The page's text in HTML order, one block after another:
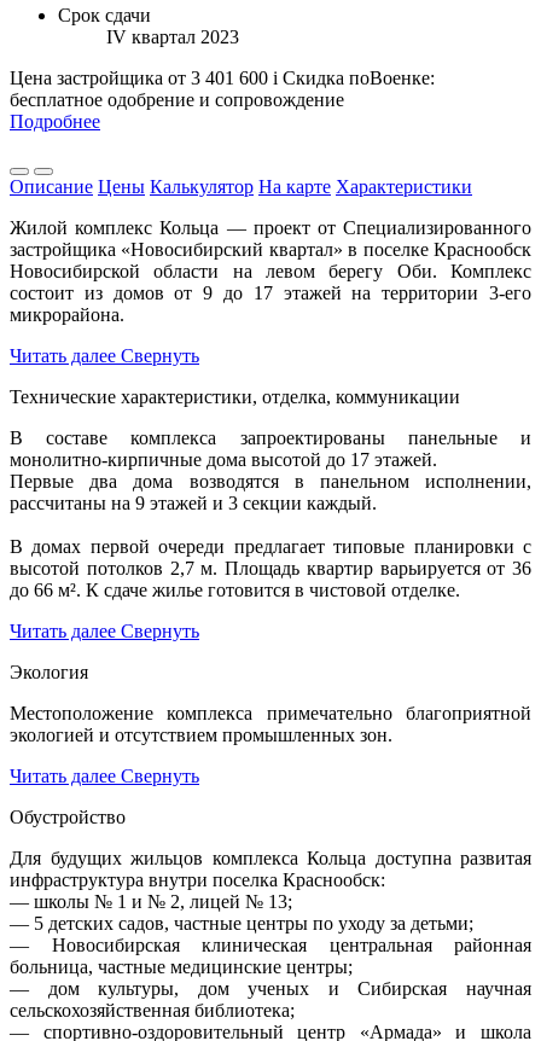
Срок сдачи
IV квартал 2023
Цена застройщика от 3 401 600 i Скидка поВоенке:
бесплатное одобрение и сопровождение
Подробнее
Описание Цены Калькулятор На карте Характеристики
Жилой комплекс Кольца — проект от Специализированного
застройщика «Новосибирский квартал» в поселке Краснообск
Новосибирской области на левом берегу Оби. Комплекс
состоит из домов от 9 до 17 этажей на территории 3-его
микрорайона.
Читать далее Свернуть
Технические характеристики, отделка, коммуникации
В составе комплекса запроектированы панельные и
монолитно-кирпичные дома высотой до 17 этажей.
Первые два дома возводятся в панельном исполнении,
рассчитаны на 9 этажей и 3 секции каждый.
В домах первой очереди предлагает типовые планировки с
высотой потолков 2,7 м. Площадь квартир варьируется от 36
до 66 м². К сдаче жилье готовится в чистовой отделке.
Читать далее Свернуть
Экология
Местоположение комплекса примечательно благоприятной
экологией и отсутствием промышленных зон.
Читать далее Свернуть
Обустройство
Для будущих жильцов комплекса Кольца доступна развитая
инфраструктура внутри поселка Краснообск:
— школы № 1 и № 2, лицей № 13;
— 5 детских садов, частные центры по уходу за детьми;
— Новосибирская клиническая центральная районная
больница, частные медицинские центры;
— дом культуры, дом ученых и Сибирская научная
сельскохозяйственная библиотека;
— спортивно-оздоровительный центр «Армада» и школа